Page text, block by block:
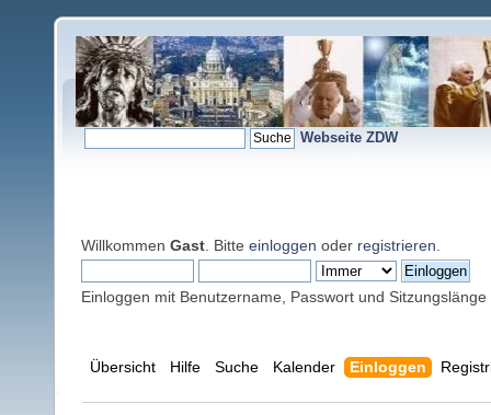
Webseite ZDW
Willkommen Gast . Bitte einloggen oder registrieren
Einloggen mit Benutzername, Passwort und Sitzungslänge
Übersicht Hilfe Suche Kalender Einloggen